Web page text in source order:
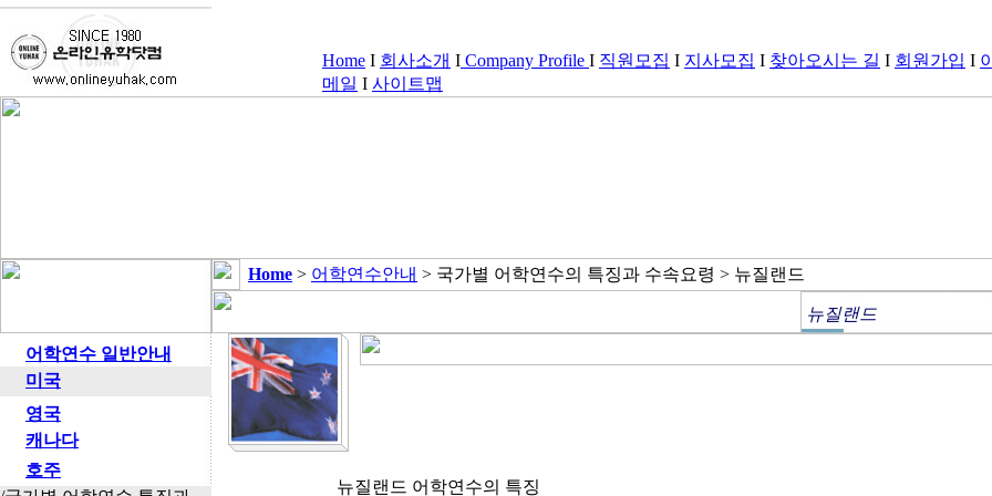
Home I 회사소개 I Company Profile I 직원모집 I 지사모집 I 찾아오시는 길 I 회원가입 I
메일 I 사이트맵
어학연수 일반안내
미국
영국
캐나다
호주
Home > 어학연수안내 > 국가별 어학연수의 특징과 수속요령 > 뉴질랜드
뉴질랜드
뉴질랜드 어학연수의 특징